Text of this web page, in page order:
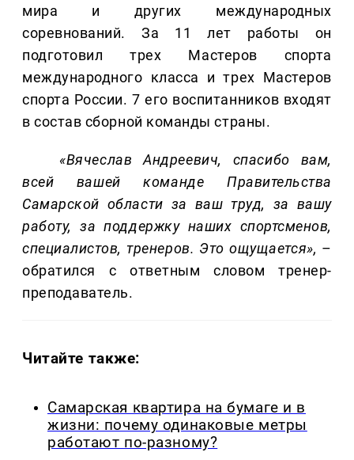
мира и других международных
соревнований. За 11 лет работы он
подготовил трех Мастеров спорта
международного класса и трех Мастеров
спорта России. 7 его воспитанников входят
в состав сборной команды страны.
«Вячеслав Андреевич, спасибо вам,
всей вашей команде Правительства
Самарской области за ваш труд, за вашу
работу, за поддержку наших спортсменов,
специалистов, тренеров. Это ощущается», –
обратился с ответным словом тренер-
преподаватель.
Читайте также:
Самарская квартира на бумаге и в
жизни: почему одинаковые метры
работают по-разному?